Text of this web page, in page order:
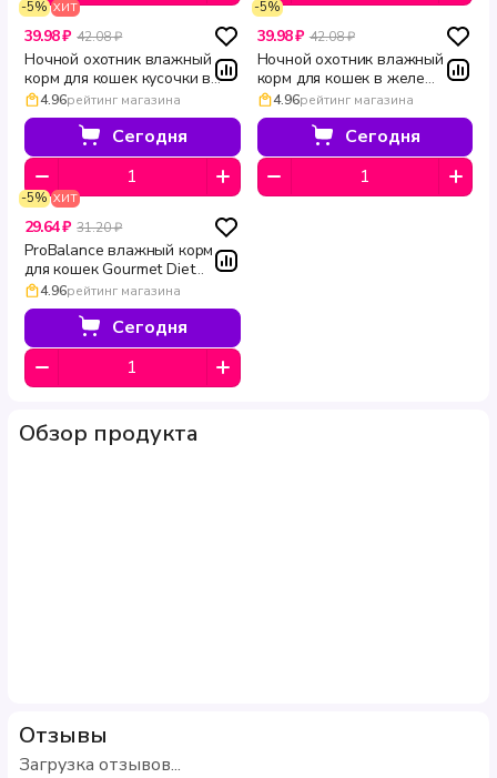
ХИТ
-5%
39.98 ₽ 42.08 ₽
Ночной охотник влажный
корм для кошек кусочки в
желе Курица 100 г
4.96рейтинг магазина
Сегодня
-5%
39.98 ₽ 42.08 ₽
Ночной охотник влажный
корм для кошек в желе
Кролик и сердце 100 г
4.96рейтинг магазина
Сегодня
ХИТ
-5%
29.64 ₽ 31.20 ₽
ProBalance влажный корм
для кошек Gourmet Diet
телятина и кролик в желе 85
г
4.96рейтинг магазина
Сегодня
Обзор продукта
Отзывы
Загрузка отзывов...